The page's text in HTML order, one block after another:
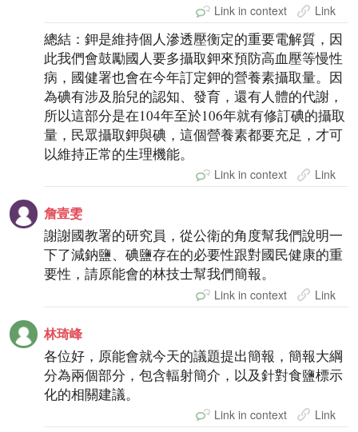
Link in context Link
總結：鉀是維持個人滲透壓衡定的重要電解質，因
此我們會鼓勵國人要多攝取鉀來預防高血壓等慢性
病，國健署也會在今年訂定鉀的營養素攝取量。因
為碘有涉及胎兒的認知、發育，還有人體的代謝，
所以這部分是在104年至於106年就有修訂碘的攝取
量，民眾攝取鉀與碘，這個營養素都要充足，才可
以維持正常的生理機能。
Link in context Link
詹壹雯
謝謝國教署的研究員，從公衛的角度幫我們說明一
下了減鈉鹽、碘鹽存在的必要性跟對國民健康的重
要性，請原能會的林技士幫我們簡報。
Link in context Link
林琦峰
各位好，原能會就今天的議題提出簡報，簡報大綱
分為兩個部分，包含輻射簡介，以及針對食鹽標示
化的相關建議。
Link in context Link